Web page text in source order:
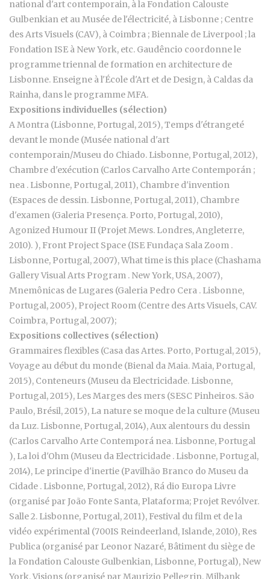
national d'art contemporain, à la Fondation Calouste
Gulbenkian et au Musée de l'électricité, à Lisbonne ; Centre
des Arts Visuels (CAV), à Coimbra ; Biennale de Liverpool ; la
Fondation ISE à New York, etc. Gaudêncio coordonne le
programme triennal de formation en architecture de
Lisbonne. Enseigne à l'École d'Art et de Design, à Caldas da
Rainha, dans le programme MFA.
Expositions individuelles (sélection)
A Montra (Lisbonne, Portugal, 2015), Temps d'étrangeté
devant le monde (Musée national d'art
contemporain/Museu do Chiado. Lisbonne, Portugal, 2012),
Chambre d'exécution (Carlos Carvalho Arte Contemporán ;
nea . Lisbonne, Portugal, 2011), Chambre d'invention
(Espaces de dessin. Lisbonne, Portugal, 2011), Chambre
d'examen (Galeria Presença. Porto, Portugal, 2010),
Agonized Humour II (Projet Mews. Londres, Angleterre,
2010). ), Front Project Space (ISE Fundaça Sala Zoom .
Lisbonne, Portugal, 2007), What time is this place (Chashama
Gallery Visual Arts Program . New York, USA, 2007),
Mnemônicas de Lugares (Galeria Pedro Cera . Lisbonne,
Portugal, 2005), Project Room (Centre des Arts Visuels, CAV.
Coimbra, Portugal, 2007);
Expositions collectives (sélection)
Grammaires flexibles (Casa das Artes. Porto, Portugal, 2015),
Voyage au début du monde (Bienal da Maia. Maia, Portugal,
2015), Conteneurs (Museu da Electricidade. Lisbonne,
Portugal, 2015), Les Marges des mers (SESC Pinheiros. São
Paulo, Brésil, 2015), La nature se moque de la culture (Museu
da Luz. Lisbonne, Portugal, 2014), Aux alentours du dessin
(Carlos Carvalho Arte Contemporá nea. Lisbonne, Portugal
), La loi d'Ohm (Museu da Electricidade . Lisbonne, Portugal,
2014), Le principe d'inertie (Pavilhão Branco do Museu da
Cidade . Lisbonne, Portugal, 2012), Rá dio Europa Livre
(organisé par João Fonte Santa, Plataforma; Projet Revólver.
Salle 2. Lisbonne, Portugal, 2011), Festival du film et de la
vidéo expérimental (700IS Reindeerland, Islande, 2010), Res
Publica (organisé par Leonor Nazaré, Bâtiment du siège de
la Fondation Calouste Gulbenkian, Lisbonne, Portugal), New